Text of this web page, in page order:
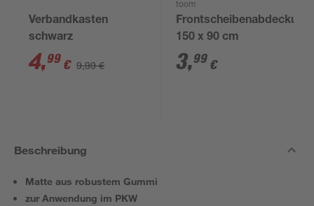
Verbandkasten
schwarz
4,99 € 9,99 €
toom
Frontscheibenabdeckung
150 x 90 cm
3,99 €
Beschreibung
Matte aus robustem Gummi
zur Anwendung im PKW